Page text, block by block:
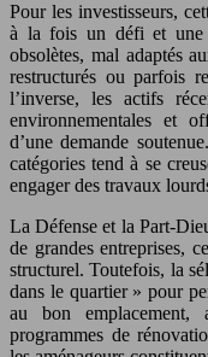
Pour les investisseurs,
à la fois un défi et une
obsolètes, mal adaptés
restructurés ou parfois
l’inverse, les actifs
environnementales et
d’une demande
catégories tend à se
engager des travaux
La Défense et la Part-
de grandes entreprises,
structurel. Toutefois, la
dans le quartier » pour
au bon
programmes de